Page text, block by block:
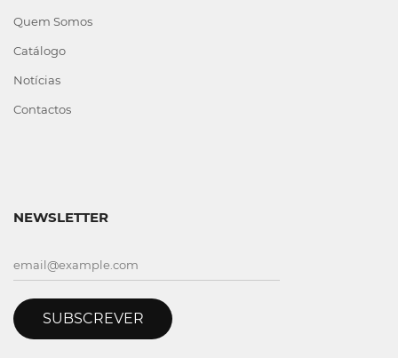
Quem Somos
Catálogo
Notícias
Contactos
NEWSLETTER
SUBSCREVER